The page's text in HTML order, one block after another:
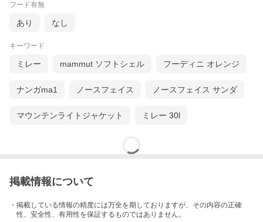
フード有無
あり なし
キーワード
ミレー mammut ソフトシェル フーディニ オレンジ
ナンガma1 ノースフェイス ノースフェイス サンダ
マウンテンライトジャケット ミレー 30l
掲載情報について
・掲載している情報の精度には万全を期しておりますが、その内容の正確
性、安全性、有用性を保証するものではありません。